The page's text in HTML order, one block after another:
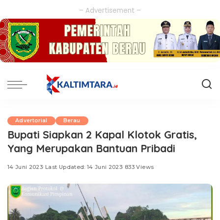
– Advertisement –
Advertorial Berau
Bupati Siapkan 2 Kapal Klotok Gratis,
Yang Merupakan Bantuan Pribadi
14 Juni 2023 Last Updated: 14 Juni 2023 833 Views